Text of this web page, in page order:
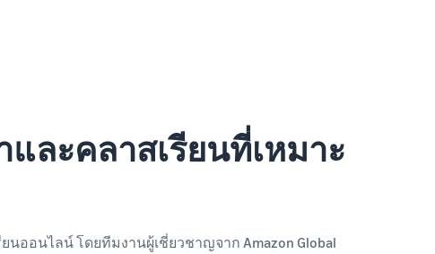
ละคลาสเรียนที่เหมาะ
นออนไลน์ โดยทีมงานผู้เชี่ยวชาญจาก Amazon Global